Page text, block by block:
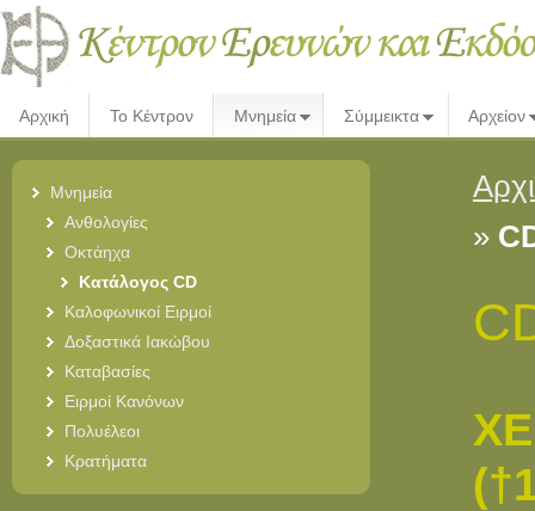
Αρχική Το Κέντρον Μνημεία Σύμμεικτα Αρχείον
Μνημεία
Ανθολογίες
Οκτάηχα
Κατάλογος CD
Καλοφωνικοί Ειρμοί
Δοξαστικά Ιακώβου
Καταβασίες
Ειρμοί Κανόνων
Πολυέλεοι
Κρατήματα
»
(†